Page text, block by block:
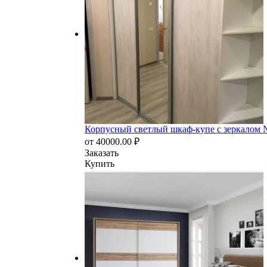
Корпусный светлый шкаф-купе с зеркалом
от 40000.00 ₽
Заказать
Купить